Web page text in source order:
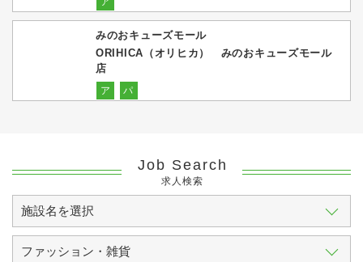
みのおキューズモール
ORIHICA（オリヒカ） みのおキューズモール
店
ア パ
Job Search
求人検索